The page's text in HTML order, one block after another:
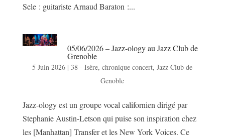
Sele : guitariste Arnaud Baraton :...
05/06/2026 – Jazz-ology au Jazz Club de
Grenoble
5 Juin 2026 |38 - Isère,chronique concert,Jazz Club de
Genoble
Jazz-ology est un groupe vocal californien dirigé par
Stephanie Austin-Letson qui puise son inspiration chez
les [Manhattan] Transfer et les New York Voices. Ce